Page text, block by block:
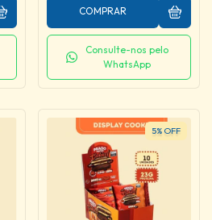
COMPRAR
Consulte-nos pelo
WhatsApp
5% OFF